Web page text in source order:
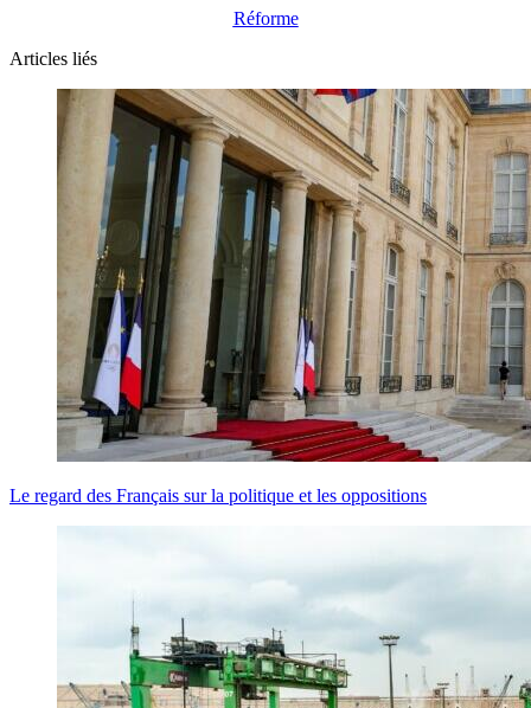
Réforme
Articles liés
Le regard des Français sur la politique et les oppositions